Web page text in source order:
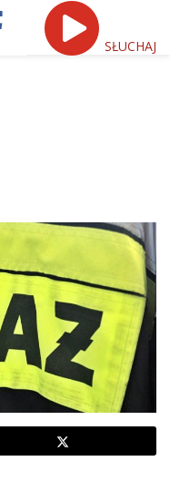
SŁUCHAJ